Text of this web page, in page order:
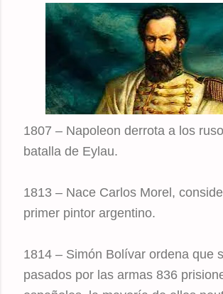
1807 – Napoleon derrota a los
batalla de Eylau.
1813 – Nace Carlos Morel,
primer pintor argentino.
1814 – Simón Bolívar ordena que
pasados por las armas 836